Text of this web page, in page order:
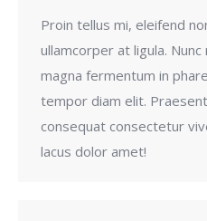
Proin tellus mi, eleifend
ullamcorper at ligula.
magna fermentum in
tempor diam elit.
consequat consectetur
lacus dolor amet!